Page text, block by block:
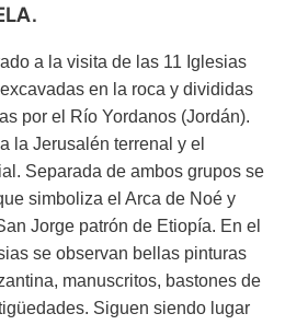
a la visita de las 11 Iglesias
en la roca y divididas
por el Río Yordanos (Jordán).
la Jerusalén terrenal y el
Separada de ambos grupos se
simboliza el Arca de Noé y
Jorge patrón de Etiopía. En el
se observan bellas pinturas
manuscritos, bastones de
Siguen siendo lugar